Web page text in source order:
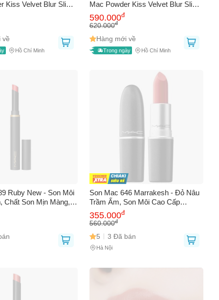
Kiss Velvet Blur Slim
xinh, fullsize
nhập Mỹ
về
Hồ Chí Minh
Mac Powder Kiss Velvet Blur Slim
Sorry Not Sorry. siêu xinh, fullsize
fullbox, hàng nhập Mỹ
590.000đ
620.000đ
Hàng mới về
Trong ngày Hồ Chí Minh
Ruby New - Son Môi
Chất Son Mịn Màng,
Kế Sang Trọng - Phù
Son Mac 646 Marrakesh - Đỏ Nâu
Trầm Ấm, Son Môi Cao Cấp
Thương Hiệu MAC, Đẹp Tự Nhiên,
Duy Trì Lâu, Quà Tặng Tuyệt Vời
355.000đ
560.000đ
5 3 Đã bán
Hà Nội